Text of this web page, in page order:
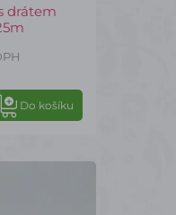
drátem
Do košíku